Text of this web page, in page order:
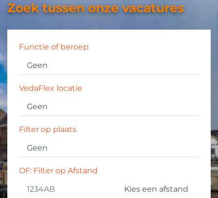
Zoek tussen onze vacatures
overslaan
Functie of beroep
VedaFlex locatie
Filter op plaats
OF: Filter op Afstand